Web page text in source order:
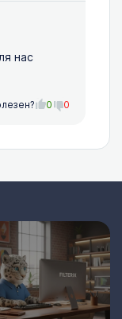
нас
0 0